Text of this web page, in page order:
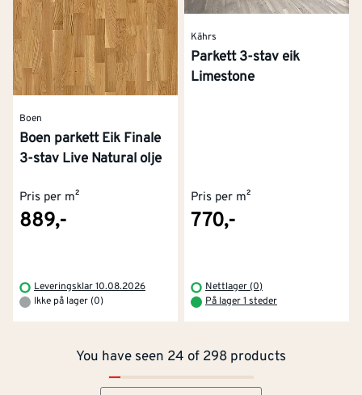
Boen
Boen parkett Eik Finale
3-stav Live Natural olje
Pris per m²
889,-
Leveringsklar 10.08.2026
Ikke på lager (0)
Kährs
Parkett 3-stav eik
Limestone
Pris per m²
770,-
Nettlager (0)
På lager 1 steder
You have seen 24 of 298 products
Betaling
Om Montér